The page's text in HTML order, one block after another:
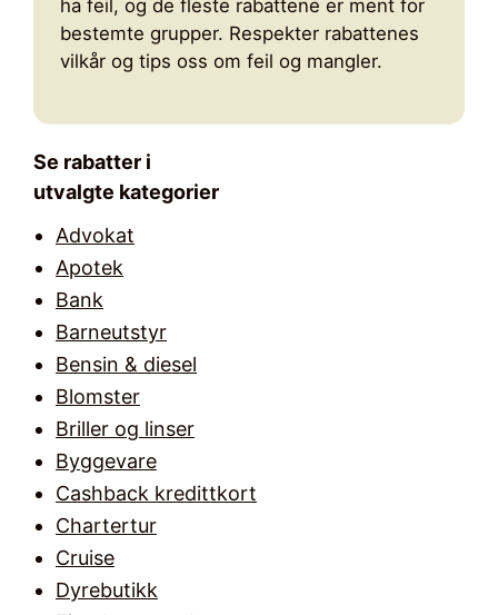
ha feil, og de fleste rabattene er ment for
bestemte grupper. Respekter rabattenes
vilkår og tips oss om feil og mangler.
Se rabatter i
utvalgte kategorier
Advokat
Apotek
Bank
Barneutstyr
Bensin & diesel
Blomster
Briller og linser
Byggevare
Cashback kredittkort
Chartertur
Cruise
Dyrebutikk